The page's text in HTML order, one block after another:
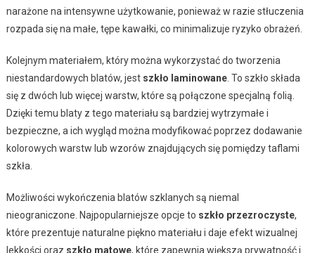
narażone na intensywne użytkowanie, ponieważ w razie stłuczenia
rozpada się na małe, tępe kawałki, co minimalizuje ryzyko obrażeń.
Kolejnym materiałem, który można wykorzystać do tworzenia
niestandardowych blatów, jest szkło laminowane. To szkło składa
się z dwóch lub więcej warstw, które są połączone specjalną folią.
Dzięki temu blaty z tego materiału są bardziej wytrzymałe i
bezpieczne, a ich wygląd można modyfikować poprzez dodawanie
kolorowych warstw lub wzorów znajdujących się pomiędzy taflami
szkła.
Możliwości wykończenia blatów szklanych są niemal
nieograniczone. Najpopularniejsze opcje to szkło przezroczyste,
które prezentuje naturalne piękno materiału i daje efekt wizualnej
lekkości oraz szkło matowe, które zapewnia większą prywatność i